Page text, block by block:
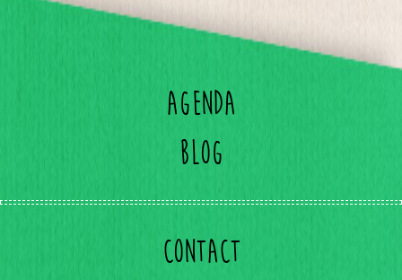
Agenda
Blog
Contact